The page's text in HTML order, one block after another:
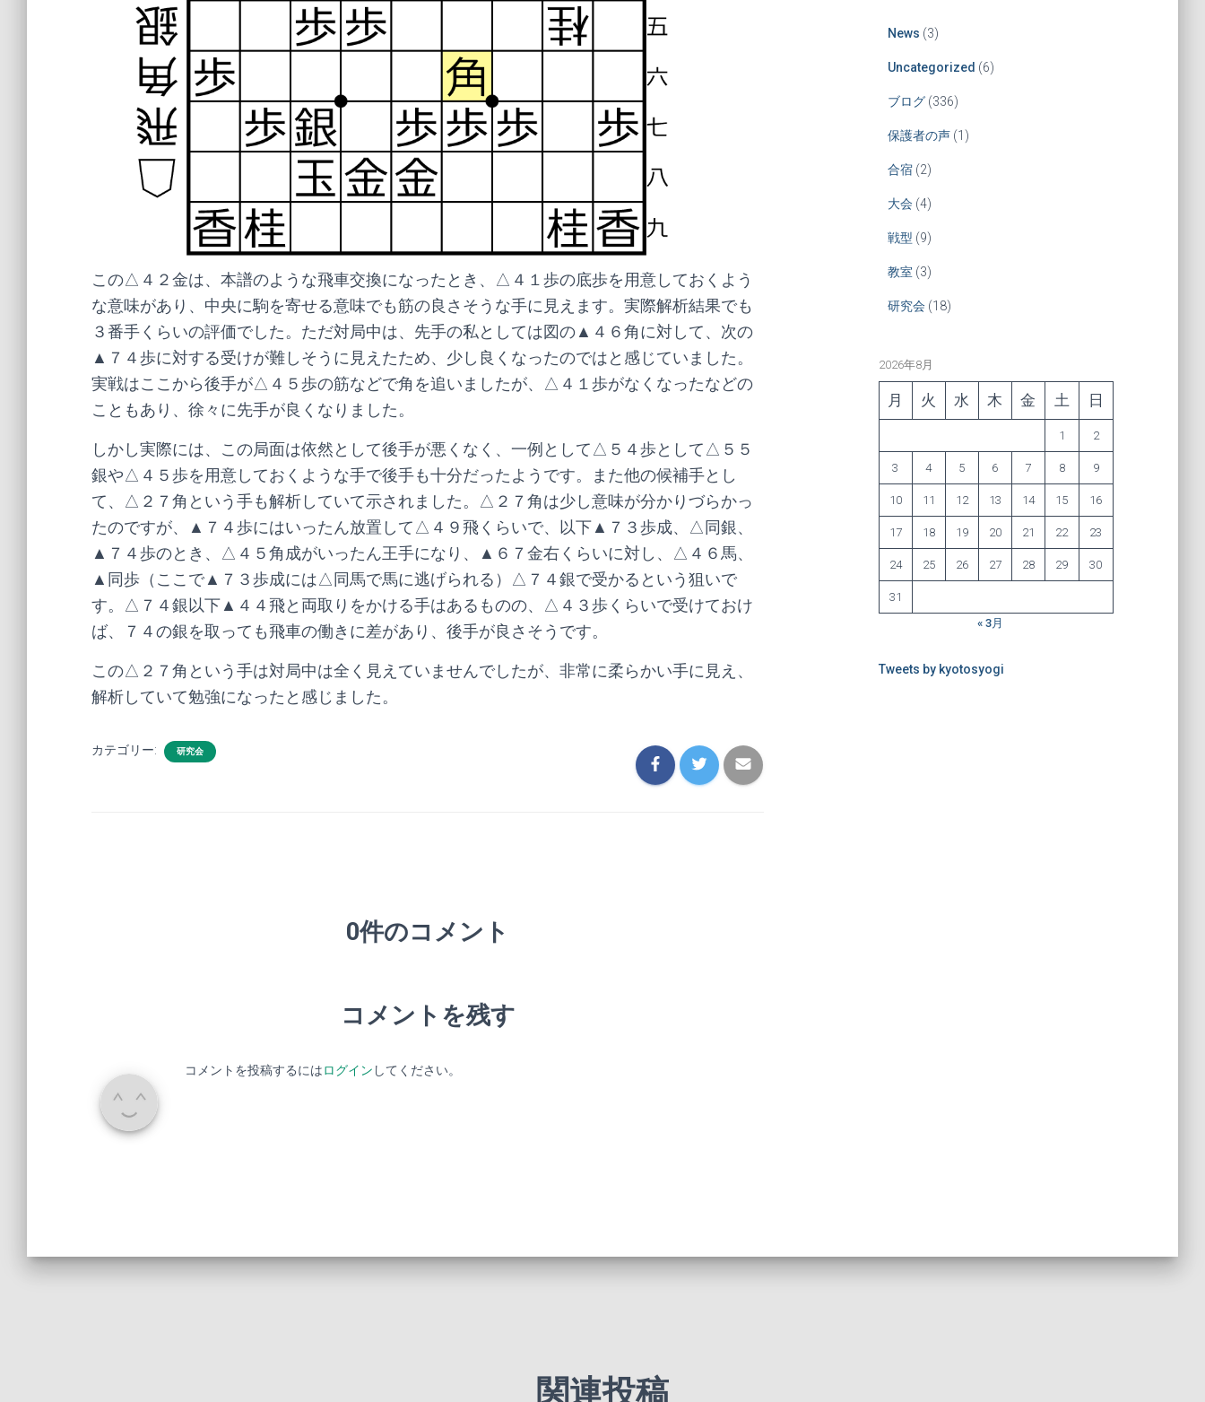
この△４２金は、本譜のような飛車交換になったとき、△４１歩の底歩を用意しておくよう
な意味があり、中央に駒を寄せる意味でも筋の良さそうな手に見えます。実際解析結果でも
３番手くらいの評価でした。ただ対局中は、先手の私としては図の▲４６角に対して、次の
▲７４歩に対する受けが難しそうに見えたため、少し良くなったのではと感じていました。
実戦はここから後手が△４５歩の筋などで角を追いましたが、△４１歩がなくなったなどの
こともあり、徐々に先手が良くなりました。
しかし実際には、この局面は依然として後手が悪くなく、一例として△５４歩として△５５
銀や△４５歩を用意しておくような手で後手も十分だったようです。また他の候補手とし
て、△２７角という手も解析していて示されました。△２７角は少し意味が分かりづらかっ
たのですが、▲７４歩にはいったん放置して△４９飛くらいで、以下▲７３歩成、△同銀、
▲７４歩のとき、△４５角成がいったん王手になり、▲６７金右くらいに対し、△４６馬、
▲同歩（ここで▲７３歩成には△同馬で馬に逃げられる）△７４銀で受かるという狙いで
す。△７４銀以下▲４４飛と両取りをかける手はあるものの、△４３歩くらいで受けておけ
ば、７４の銀を取っても飛車の働きに差があり、後手が良さそうです。
この△２７角という手は対局中は全く見えていませんでしたが、非常に柔らかい手に見え、
解析していて勉強になったと感じました。
カテゴリー: 研究会
0件のコメント
コメントを残す
コメントを投稿するにはログイン してください。
News (3)
Uncategorized (6)
ブログ(336)
保護者の声(1)
合宿(2)
大会(4)
戦型 (9)
教室 (3)
研究会(18)
2026年8月
月 火 水 木 金 土 日
1 2
3 4 5 6 7 8 9
10 11 12 13 14 15 16
17 18 19 20 21 22 23
24 25 26 27 28 29 30
31
« 3月
Tweets by kyotosyogi
関連投稿